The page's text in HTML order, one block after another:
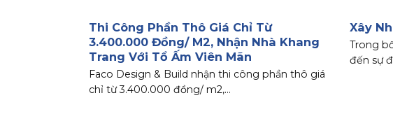
Thi Công Phần Thô Giá Chỉ Từ
3.400.000 Đồng/ M2, Nhận Nhà Khang
Trang Với Tổ Ấm Viên Mãn
Faco Design & Build nhận thi công phần thô giá
chỉ từ 3.400.000 đồng/ m2,...
Xây
Trong
đến sự